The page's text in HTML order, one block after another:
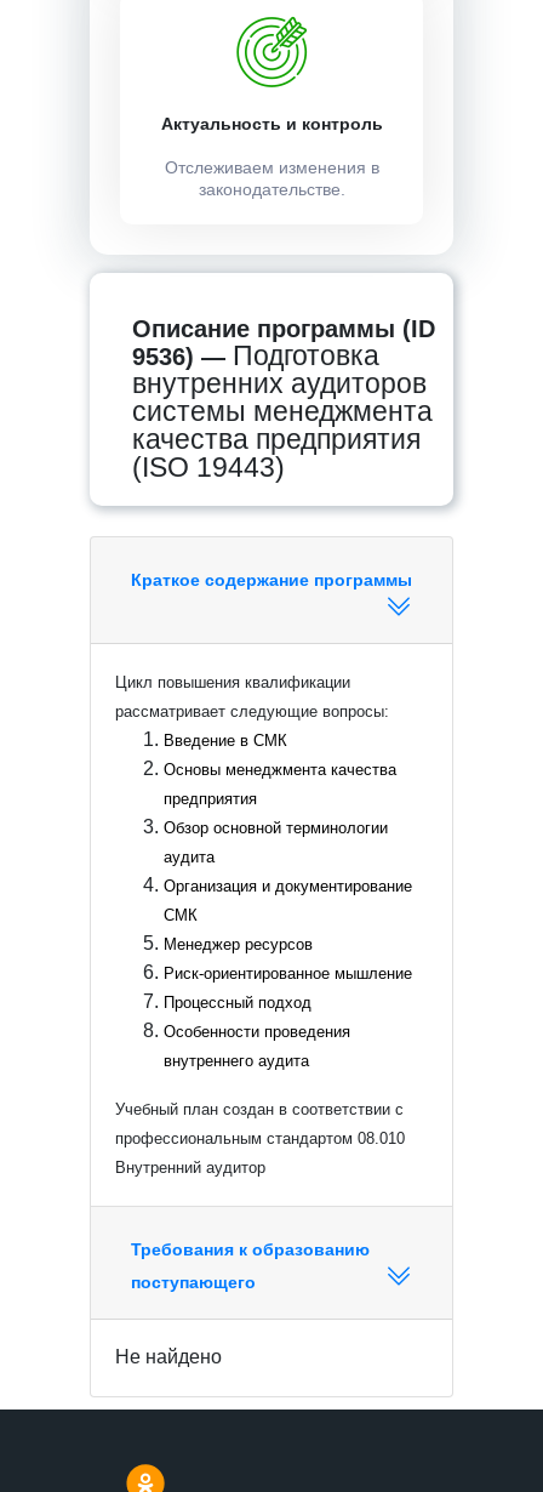
Актуальность и контроль
Отслеживаем изменения в
законодательстве.
Описание программы (ID
9536) — Подготовка
внутренних аудиторов
системы менеджмента
качества предприятия
(ISO 19443)
Краткое содержание программы
Цикл повышения квалификации
рассматривает следующие вопросы:
Введение в СМК
Основы менеджмента качества
предприятия
Обзор основной терминологии
аудита
Организация и документирование
СМК
Менеджер ресурсов
Риск-ориентированное мышление
Процессный подход
Особенности проведения
внутреннего аудита
Учебный план создан в соответствии с
профессиональным стандартом 08.010
Внутренний аудитор
Требования к образованию
поступающего
Не найдено